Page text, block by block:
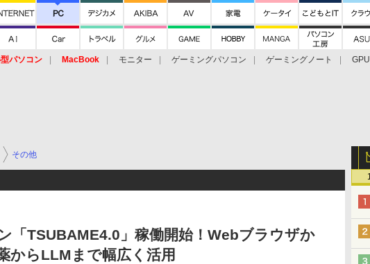
パソコン MacBook モニター ゲーミングパソコン ゲーミングノート GPU
その他
「TSUBAME4.0」稼働開始！Webブラウザか
からLLMまで幅広く活用